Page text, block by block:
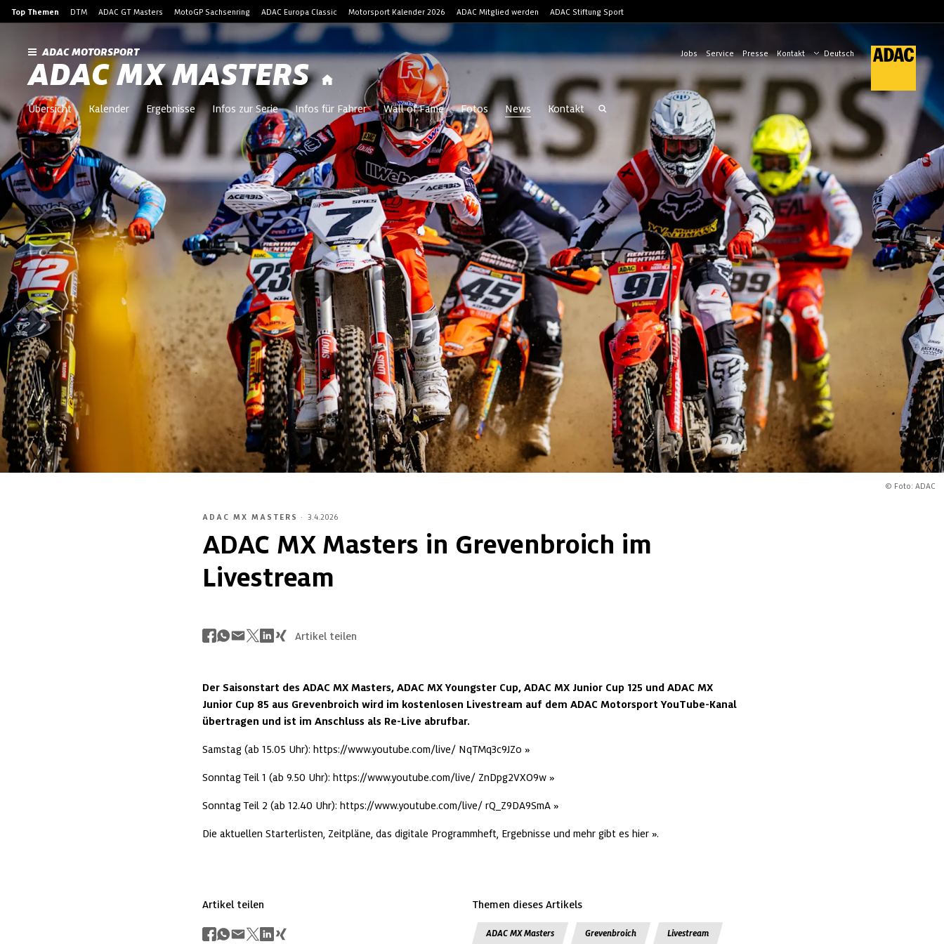
Top Themen DTM ADAC GT Masters MotoGP Sachsenring ADAC Europa Classic Motorsport Kalender 2026 ADAC Mitglied werden ADAC Stiftung Sport
ADAC MOTORSPORT
ADAC MX MASTERS
Jobs Service Presse Kontakt
Übersicht Kalender Ergebnisse Infos zur Serie Infos für Fahrer Wall of Fame Fotos News Kontakt
© Foto: ADAC
ADAC MX MASTERS · 3.4.2026
ADAC MX Masters in Grevenbroich im
Livestream
Artikel teilen
Der Saisonstart des ADAC MX Masters, ADAC MX Youngster Cup, ADAC MX Junior Cup 125 und ADAC MX
Junior Cup 85 aus Grevenbroich wird im kostenlosen Livestream auf dem ADAC Motorsport YouTube-Kanal
übertragen und ist im Anschluss als Re-Live abrufbar.
Samstag (ab 15.05 Uhr): https://www.youtube.com/live/ NqTMq3c9JZo
Sonntag Teil 1 (ab 9.50 Uhr): https://www.youtube.com/live/ ZnDpg2VXO9w
Sonntag Teil 2 (ab 12.40 Uhr): https://www.youtube.com/live/ rQ_Z9DA9SmA
Die aktuellen Starterlisten, Zeitpläne, das digitale Programmheft, Ergebnisse und mehr gibt es hier .
Artikel teilen Themen dieses Artikels
ADAC MX Masters Grevenbroich Livestream